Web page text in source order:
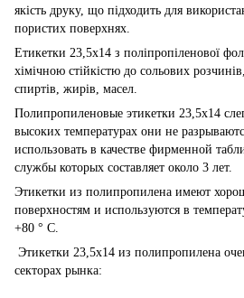
якість друку, що підходить для
пористих поверхнях.
Етикетки 23,5х14 з поліпропіленової
хімічною стійкістю до сольових
спиртів, жирів, масел.
Полипропиленовые этикетки 23,5х14
высоких температурах они не
использовать в качестве фирменной
службы которых составляет около 3 лет.
Этикетки из полипропилена имеют
поверхностям и используются в
+80 ° С.
Этикетки 23,5х14 из полипропилена
секторах рынка: